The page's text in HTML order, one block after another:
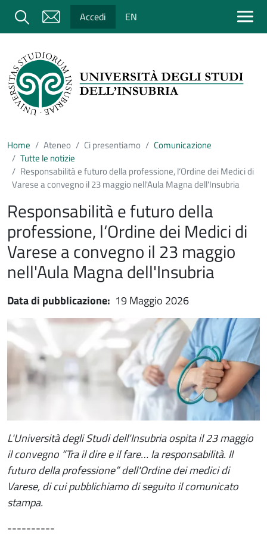
Salta al contenuto principale
Cerca Accedi EN
Home Ateneo Ci presentiamo
Comunicazione
Tutte le notizie
Responsabilità e futuro della professione, l‘Ordine dei Medici di
Varese a convegno il 23 maggio nell'Aula Magna dell'Insubria
Responsabilità e futuro della
professione, l‘Ordine dei Medici di
Varese a convegno il 23 maggio
nell'Aula Magna dell'Insubria
Data di pubblicazione: 19 Maggio 2026
Immagine notizia
Immagine
Paragrafo
L'Università degli Studi dell'Insubria ospita il 23 maggio
il convegno “Tra il dire e il fare… la responsabilità. Il
futuro della professione” dell'Ordine dei medici di
Varese, di cui pubblichiamo di seguito il comunicato
stampa.
----------